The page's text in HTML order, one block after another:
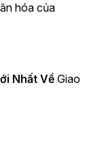
hóa của
Nhất VềGiao